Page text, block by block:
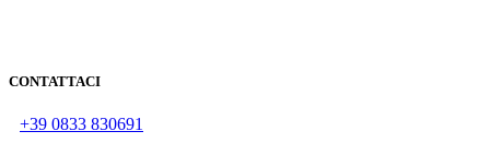
CONTATTACI
+39 0833 830691